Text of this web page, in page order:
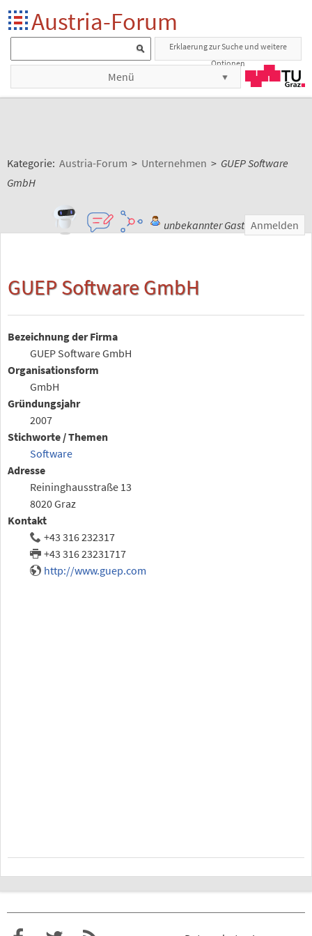
Austria-Forum
Erklaerung zur Suche und weitere
Optionen
Menü
Kategorie: Austria-Forum > Unternehmen > GUEP Software
GmbH
unbekannter Gast Anmelden
GUEP Software GmbH
Bezeichnung der Firma
GUEP Software GmbH
Organisationsform
GmbH
Gründungsjahr
2007
Stichworte / Themen
Software
Adresse
Reininghausstraße 13
8020 Graz
Kontakt
+43 316 232317
+43 316 23231717
http://www.guep.com